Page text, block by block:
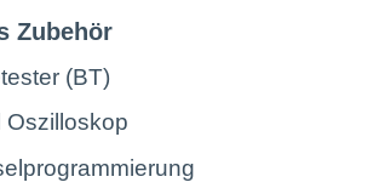
Zubehör
(BT)
Oszilloskop